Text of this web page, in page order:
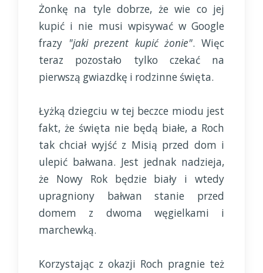
Żonkę na tyle dobrze, że wie co jej
kupić i nie musi wpisywać w Google
frazy "jaki prezent kupić żonie". Więc
teraz pozostało tylko czekać na
pierwszą gwiazdkę i rodzinne święta.
Łyżką dziegciu w tej beczce miodu jest
fakt, że święta nie będą białe, a Roch
tak chciał wyjść z Misią przed dom i
ulepić bałwana. Jest jednak nadzieja,
że Nowy Rok będzie biały i wtedy
upragniony bałwan stanie przed
domem z dwoma węgielkami i
marchewką.
Korzystając z okazji Roch pragnie też